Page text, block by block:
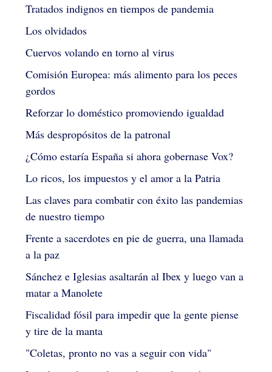
Tratados indignos en tiempos de pandemia
Los olvidados
Cuervos volando en torno al virus
Comisión Europea: más alimento para los peces
gordos
Reforzar lo doméstico promoviendo igualdad
Más despropósitos de la patronal
¿Cómo estaría España si ahora gobernase Vox?
Lo ricos, los impuestos y el amor a la Patria
Las claves para combatir con éxito las pandemias
de nuestro tiempo
Frente a sacerdotes en pie de guerra, una llamada
a la paz
Sánchez e Iglesias asaltarán al Ibex y luego van a
matar a Manolete
Fiscalidad fósil para impedir que la gente piense
y tire de la manta
"Coletas, pronto no vas a seguir con vida"